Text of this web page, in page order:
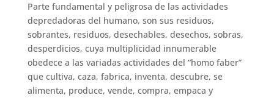
Parte fundamental y peligrosa de las actividades
depredadoras del humano, son sus residuos,
sobrantes, residuos, desechables, desechos, sobras,
desperdicios, cuya multiplicidad innumerable
obedece a las variadas actividades del “homo faber”
que cultiva, caza, fabrica, inventa, descubre, se
alimenta, produce, vende, compra, empaca y